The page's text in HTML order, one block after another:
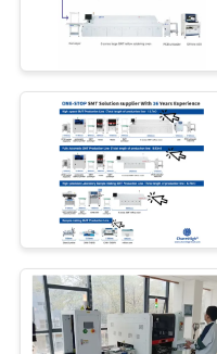
NOTIZIA
SHOPPING
LINE
MAPPA
DEL
SITO